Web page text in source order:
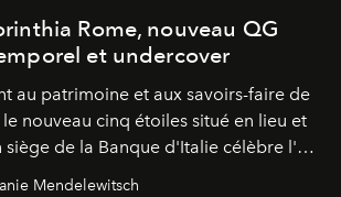
Rome, nouveau QG
et undercover
au patrimoine et aux savoirs-faire de
nouveau cinq étoiles situé en lieu et
de la Banque d'Italie célèbre l'art
dans toute son élégance intemporelle.
Mendelewitsch